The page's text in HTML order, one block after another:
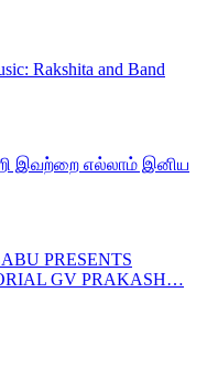
Rakshita and Band
இவற்றை எல்லாம் இனிய
PRESENTS
GV PRAKASH…